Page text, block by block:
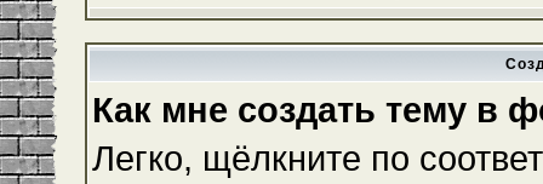
Как мне создать тему в
Легко, щёлкните по